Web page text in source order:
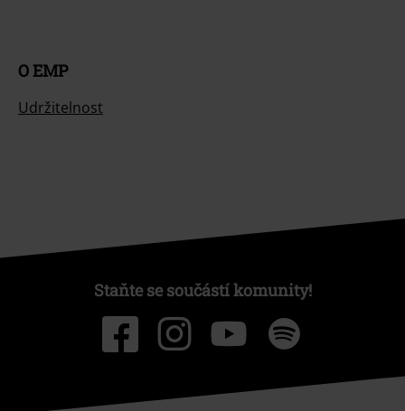
O EMP
Udržitelnost
Staňte se součástí komunity!